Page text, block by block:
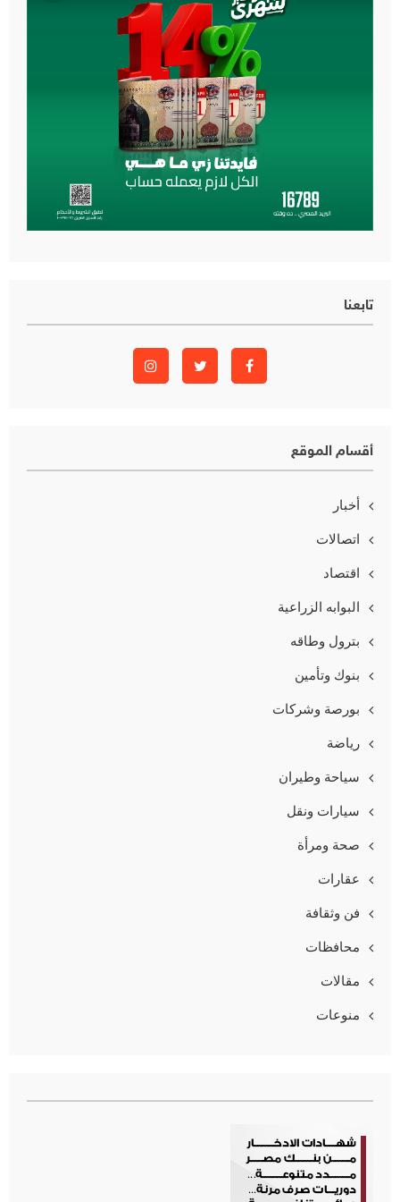
تابعنا
أقسام الموقع
أخبار
اتصالات
اقتصاد
البوابه الزراعية
بترول وطاقه
بنوك وتأمين
بورصة وشركات
رياضة
سياحة وطيران
سيارات ونقل
صحة ومرأة
عقارات
فن وثقافة
محافظات
مقالات
منوعات